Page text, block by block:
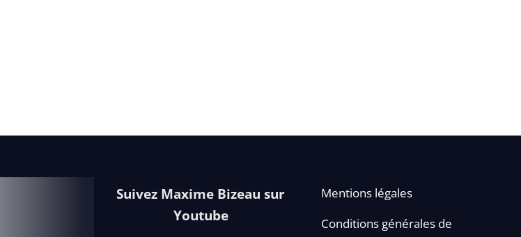
Suivez Maxime Bizeau sur
Youtube
Mentions légales
Conditions générales de